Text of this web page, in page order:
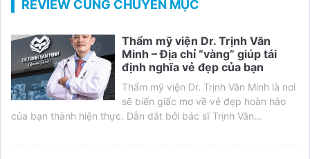
REVIEW CÙNG CHUYÊN MỤC
Thẩm mỹ viện Dr. Trịnh Văn
Minh – Địa chỉ “vàng” giúp tái
định nghĩa vẻ đẹp của bạn
Thẩm mỹ viện Dr. Trịnh Văn Minh là nơi
sẽ biến giấc mơ về vẻ đẹp hoàn hảo
của bạn thành hiện thực. Dẫn dắt bởi bác sĩ Trịnh Văn...